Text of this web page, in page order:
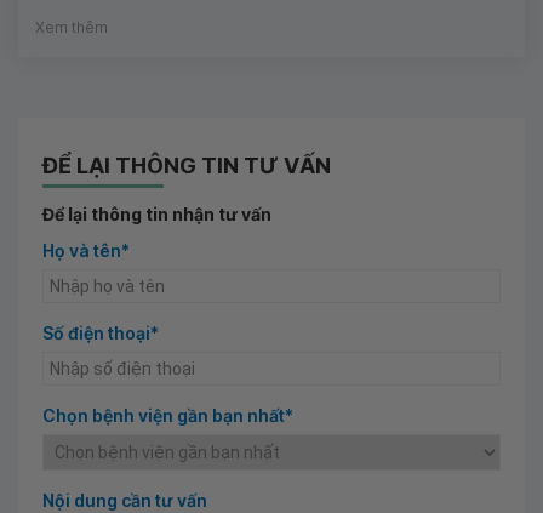
Xem thêm
ĐỂ LẠI THÔNG TIN TƯ VẤN
Để lại thông tin nhận tư vấn
Họ và tên*
Số điện thoại*
Chọn bệnh viện gần bạn nhất*
Nội dung cần tư vấn